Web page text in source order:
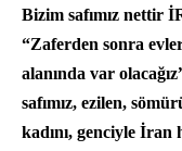
Bizim safımız nettir
“Zaferden sonra
alanında var
safımız, ezilen,
kadını, genciyle